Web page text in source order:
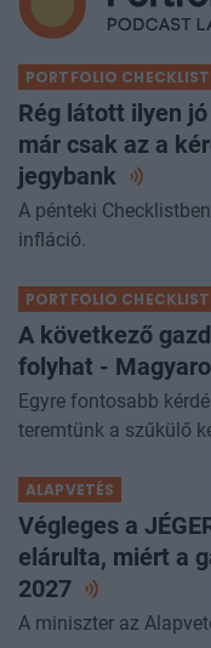
PORTFOLIO CHECKLIST
Rég látott ilyen
már csak az a
jegybank
A pénteki
infláció.
PORTFOLIO CHECKLIST
A következő
folyhat -
Egyre fontosabb
teremtünk a szűkülő
ALAPVETÉS
Végleges a
elárulta, miért a
2027
A miniszter az